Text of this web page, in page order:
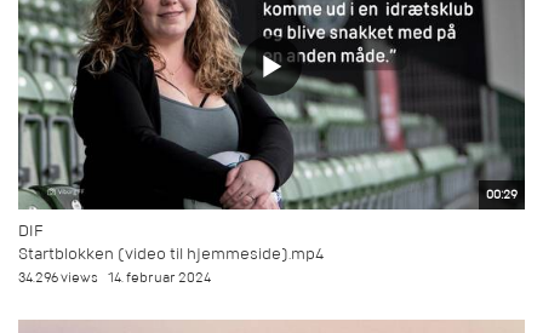
00:29
DIF
Startblokken (video til hjemmeside).mp4
34.296 views 14. februar 2024